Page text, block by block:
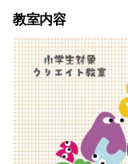
教室内容